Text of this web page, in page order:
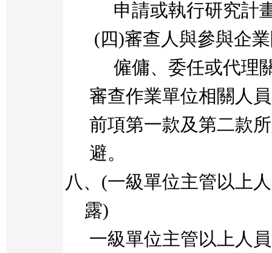
申請或執行研究計
(四)審查人與參與企
僱傭、委任或代理
審查作業單位相關人
前項第一款及第二款
避。
八、 (一級單位主管以上
露)
一級單位主管以上人